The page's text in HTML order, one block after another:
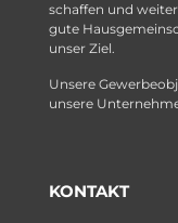
schaffen und
gute
unser Ziel.
Unsere
unsere
KONTAKT